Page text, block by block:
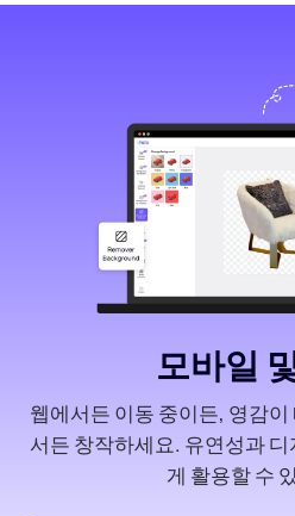
모바일
웹에서든 이동 중이든, 영감
서든 창작하세요. 유연성과
게 활용할 수